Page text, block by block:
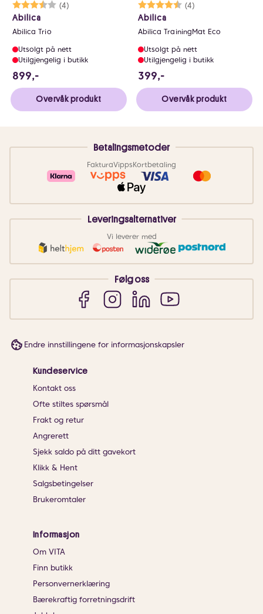
Karakter:
(4)
3.8 av 5 mulige
Abilica
Abilica Trio
Utsolgt på nett
Utilgjengelig i butikk
899,-
Overvåk produkt
Karakter:
(4)
4.3 av 5 mulige
Abilica
Abilica TrainingMat Eco
Utsolgt på nett
Utilgjengelig i butikk
399,-
Overvåk produkt
Betalingsmetoder
FakturaVippsKortbetaling
Leveringsalternativer
Vi leverer med
Følg oss
Endre innstillingene for informasjonskapsler
Kundeservice
Kontakt oss
Ofte stiltes spørsmål
Frakt og retur
Angrerett
Sjekk saldo på ditt gavekort
Klikk & Hent
Salgsbetingelser
Brukeromtaler
Informasjon
Om VITA
Finn butikk
Personvernerklæring
Bærekraftig forretningsdrift